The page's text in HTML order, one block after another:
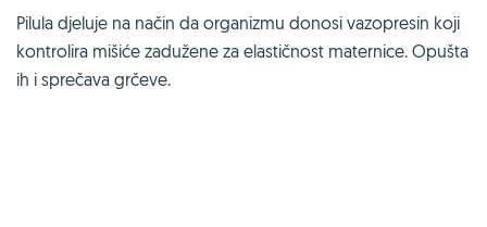
Pilula djeluje na način da organizmu donosi vazopresin koji
kontrolira mišiće zadužene za elastičnost maternice. Opušta
ih i sprečava grčeve.